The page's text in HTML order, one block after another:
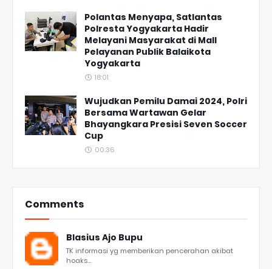
Polantas Menyapa, Satlantas
Polresta Yogyakarta Hadir
Melayani Masyarakat di Mall
Pelayanan Publik Balaikota
Yogyakarta
18:01
Wujudkan Pemilu Damai 2024, Polri
Bersama Wartawan Gelar
Bhayangkara Presisi Seven Soccer
Cup
00:36
Comments
Blasius Ajo Bupu
TK informasi yg memberikan pencerahan akibat
hoaks...